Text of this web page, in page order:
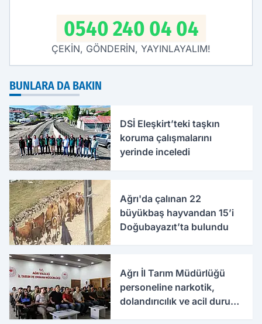
0540 240 04 04
ÇEKİN, GÖNDERİN, YAYINLAYALIM!
BUNLARA DA BAKIN
DSİ Eleşkirt’teki taşkın
koruma çalışmalarını
yerinde inceledi
Ağrı'da çalınan 22
büyükbaş hayvandan 15’i
Doğubayazıt’ta bulundu
Ağrı İl Tarım Müdürlüğü
personeline narkotik,
dolandırıcılık ve acil durum